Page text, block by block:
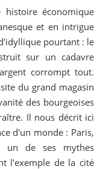
économique
et en intrigue
pourtant : le
sur un cadavre
corrompt tout.
du grand magasin
des bourgeoises
Il nous décrit ici
d'un monde : Paris,
un de ses mythes
l'exemple de la cité